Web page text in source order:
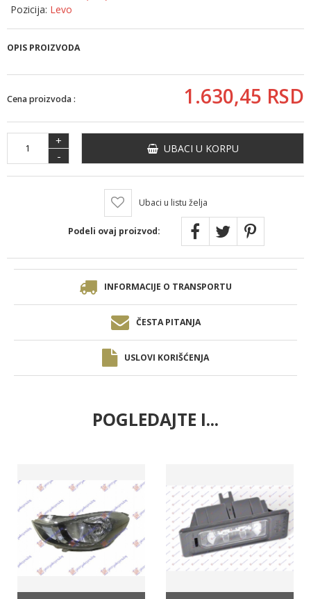
Pozicija: Levo
OPIS PROIZVODA
Cena proizvoda : 1.630,45 RSD
+
-
UBACI U KORPU
Ubaci u listu želja
Podeli ovaj proizvod:
INFORMACIJE O TRANSPORTU
ČESTA PITANJA
USLOVI KORIŠĆENJA
POGLEDAJTE I...